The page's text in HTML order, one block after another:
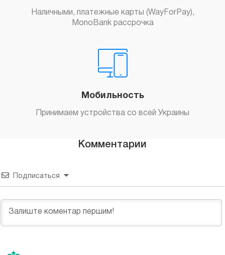
Наличными, платежные карты (WayForPay),
MonoBank рассрочка
Мобильность
Принимаем устройства со всей Украины
Комментарии
Подписаться